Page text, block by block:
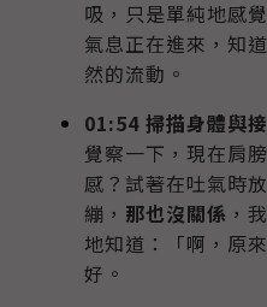
吸，只是單純地感
氣息正在進來，知
然的流動。
01:54 掃描身體與
覺察一下，現在肩
感？試著在吐氣時
繃， 那也沒關係 ，
地知道：「啊，原
好。